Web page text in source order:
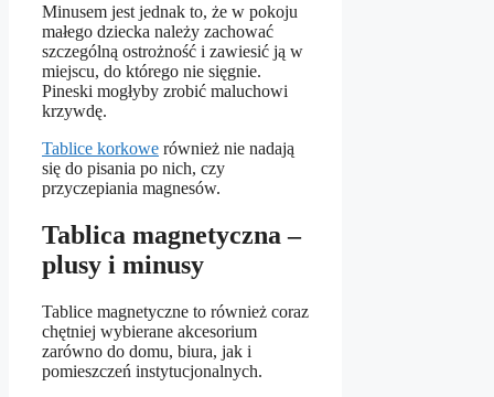
Minusem jest jednak to, że w pokoju
małego dziecka należy zachować
szczególną ostrożność i zawiesić ją w
miejscu, do którego nie sięgnie.
Pineski mogłyby zrobić maluchowi
krzywdę.
Tablice korkowe również nie nadają
się do pisania po nich, czy
przyczepiania magnesów.
Tablica magnetyczna –
plusy i minusy
Tablice magnetyczne to również coraz
chętniej wybierane akcesorium
zarówno do domu, biura, jak i
pomieszczeń instytucjonalnych.